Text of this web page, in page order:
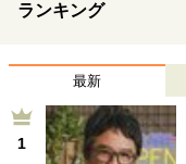
ランキング
最新
1